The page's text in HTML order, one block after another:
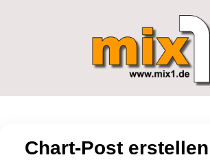
Chart-Post erstellen